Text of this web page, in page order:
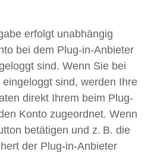
erfolgt unabhängig
bei dem Plug-in-Anbieter
sind. Wenn Sie bei
sind, werden Ihre
direkt Ihrem beim Plug-
Konto zugeordnet. Wenn
betätigen und z. B. die
der Plug-in-Anbieter